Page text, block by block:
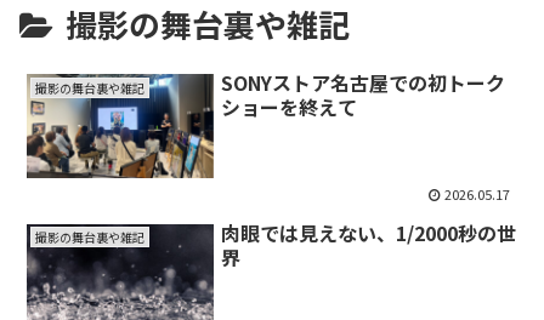
撮影の舞台裏や雑記
撮影の舞台裏や雑記
SONYストア名古屋での初トーク
ショーを終えて
2026.05.17
撮影の舞台裏や雑記
肉眼では見えない、1/2000秒の世
界